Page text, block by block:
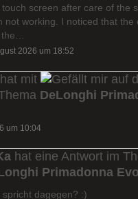
touch screen after care of the
not working. I noticed that the
2026 um 18:52
hat mit
auf
DeLonghi
um 10:04
hat eine Antwort im
Primadonna
spricht dagegen? :)